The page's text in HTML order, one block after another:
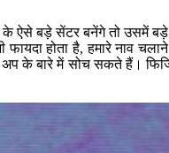
के ऐसे बड़े सेंटर बनेंगे तो उसमें
होता है, हमारे नाव
के बारे में सोच सकते हैं।